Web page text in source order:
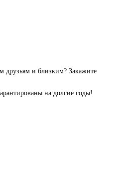
друзьям и близким? Закажите
на долгие годы!